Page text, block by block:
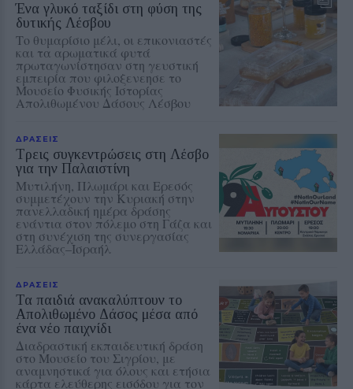
Ένα γλυκό ταξίδι στη φύση της
δυτικής Λέσβου
Το θυμαρίσιο μέλι, οι επικονιαστές
και τα αρωματικά φυτά
πρωταγωνίστησαν στη γευστική
εμπειρία που φιλοξενεησε το
Μουσείο Φυσικής Ιστορίας
Απολιθωμένου Δάσους Λέσβου
ΔΡΑΣΕΙΣ
Τρεις συγκεντρώσεις στη Λέσβο
για την Παλαιστίνη
Μυτιλήνη, Πλωμάρι και Ερεσός
συμμετέχουν την Κυριακή στην
πανελλαδική ημέρα δράσης
ενάντια στον πόλεμο στη Γάζα και
στη συνέχιση της συνεργασίας
Ελλάδας–Ισραήλ
ΔΡΑΣΕΙΣ
Τα παιδιά ανακαλύπτουν το
Απολιθωμένο Δάσος μέσα από
ένα νέο παιχνίδι
Διαδραστική εκπαιδευτική δράση
στο Μουσείο του Σιγρίου, με
αναμνηστικά για όλους και ετήσια
κάρτα ελεύθερης εισόδου για τον